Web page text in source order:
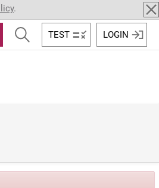
.
TEST LOGIN